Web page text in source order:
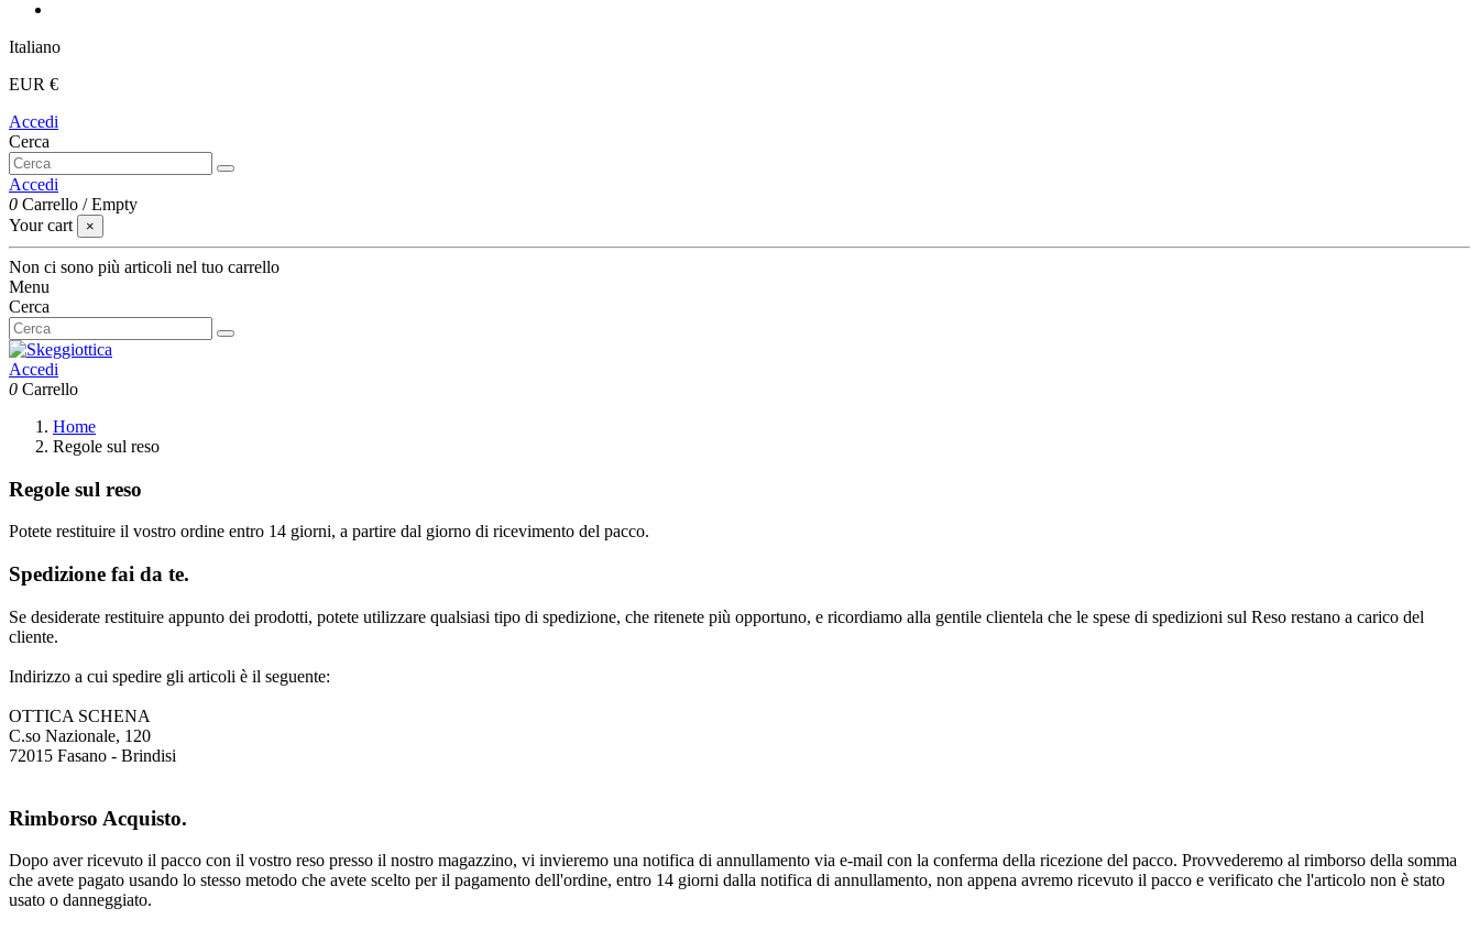
Italiano
EUR €
Accedi
Cerca
Accedi
0 Carrello /Empty
Your cart
×
Non ci sono più articoli nel tuo carrello
Menu
Cerca
Accedi
0 Carrello
Home
Regole sul reso
Regole sul reso
Potete restituire il vostro ordine entro 14 giorni, a partire dal giorno di ricevimento del pacco.
Spedizione fai da te.
Se desiderate restituire appunto dei prodotti, potete utilizzare qualsiasi tipo di spedizione, che ritenete più opportuno, e ricordiamo alla gentile clientela che le spese di spedizioni sul Reso restano a carico del
cliente.
Indirizzo a cui spedire gli articoli è il seguente:
OTTICA SCHENA
C.so Nazionale, 120
72015 Fasano - Brindisi
Rimborso Acquisto.
Dopo aver ricevuto il pacco con il vostro reso presso il nostro magazzino, vi invieremo una notifica di annullamento via e-mail con la conferma della ricezione del pacco. Provvederemo al rimborso della somma
che avete pagato usando lo stesso metodo che avete scelto per il pagamento dell'ordine, entro 14 giorni dalla notifica di annullamento, non appena avremo ricevuto il pacco e verificato che l'articolo non è stato
usato o danneggiato.